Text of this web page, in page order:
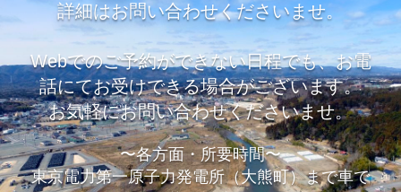
詳細はお問い合わせくださいませ。
Webでのご予約ができない日程でも、お電
話にてお受けできる場合がございます。
お気軽にお問い合わせくださいませ。
〜各方面・所要時間〜
東京電力第一原子力発電所（大熊町）まで車で